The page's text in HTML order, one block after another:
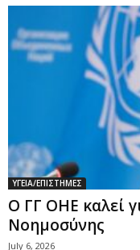
ΥΓΕΙΑ/ΕΠΙΣΤΗΜΕΣ
Ο ΓΓ ΟΗΕ καλεί
Νοημοσύνης
July 6, 2026